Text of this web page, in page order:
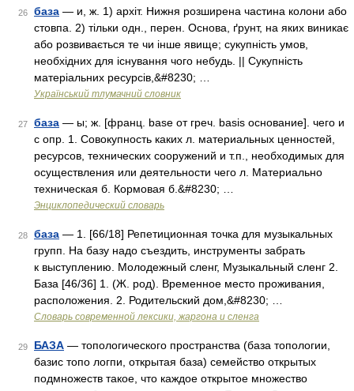
26 база — и, ж. 1) архіт. Нижня розширена частина колони або
стовпа. 2) тільки одн., перен. Основа, ґрунт, на яких виникає
або розвивається те чи інше явище; сукупність умов,
необхідних для існування чого небудь. || Сукупність
матеріальних ресурсів,&#8230; …
Український тлумачний словник
27 база — ы; ж. [франц. base от греч. basis основание]. чего и
с опр. 1. Совокупность каких л. материальных ценностей,
ресурсов, технических сооружений и т.п., необходимых для
осуществления или деятельности чего л. Материально
техническая б. Кормовая б.&#8230; …
Энциклопедический словарь
28 база — 1. [66/18] Репетиционная точка для музыкальных
групп. На базу надо съездить, инструменты забрать
к выступлению. Молодежный сленг, Музыкальный сленг 2.
База [46/36] 1. (Ж. род). Временное место проживания,
расположения. 2. Родительский дом,&#8230; …
Cловарь современной лексики, жаргона и сленга
29 БАЗА — топологического пространства (база топологии,
базис топо логпи, открытая база) семейство открытых
подмножеств такое, что каждое открытое множество